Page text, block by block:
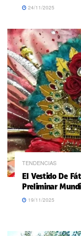
24/11/2025
TENDENCIAS
El Vestido De
Preliminar
19/11/2025